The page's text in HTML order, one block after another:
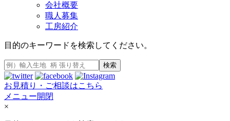
会社概要
職人募集
工房紹介
目的のキーワードを検索してください。
検索
お見積り・ご相談はこちら
メニュー開閉
×